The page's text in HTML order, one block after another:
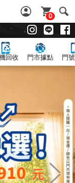
0
回收 門市據點 門